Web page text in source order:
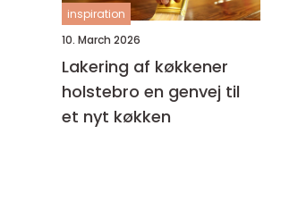
inspiration
10. March 2026
Lakering af køkkener
holstebro en genvej til
et nyt køkken